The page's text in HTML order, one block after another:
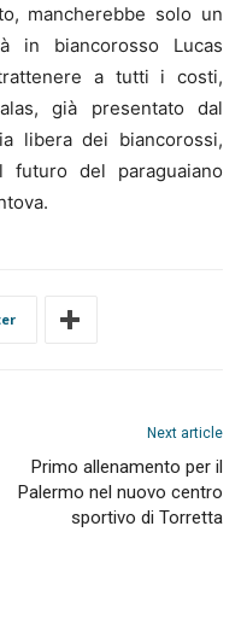
mancherebbe solo un
in biancorosso Lucas
a tutti i costi,
già presentato dal
libera dei biancorossi,
del paraguaiano
Next article
Primo allenamento per il
Palermo nel nuovo centro
sportivo di Torretta